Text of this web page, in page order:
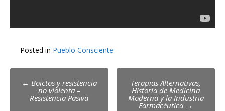
Posted in Pueblo Consciente
Post
navigation
← Boictos y resistencia
no violenta –
Resistencia Pasiva
Terapias Alternativas,
Historia de Medicina
Moderna y la Industria
Farmacéutica →